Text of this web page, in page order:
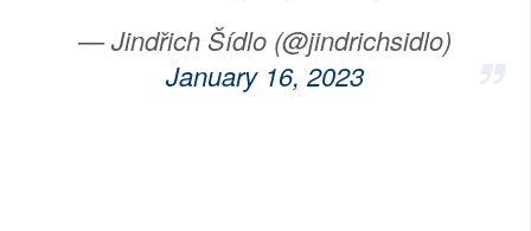
— Jindřich Šídlo (@jindrichsidlo)
January 16, 2023